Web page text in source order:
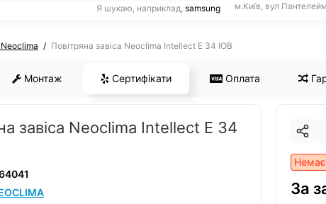
м.Київ, вул
Я шукаю, наприклад, samsung
Neoclima Повітряна завіса Neoclima Intellect E 34 IOB
Монтаж Сертифікати Оплата
завіса Neoclima Intellect E 34
Немає
За